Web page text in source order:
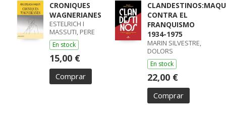
CRONIQUES
WAGNERIANES
ESTELRICH I
MASSUTI, PERE
En stock
15,00 €
Comprar
CONTRA EL
FRANQUISMO
1934-1975
MARIN SILVESTRE,
DOLORS
En stock
22,00 €
Comprar